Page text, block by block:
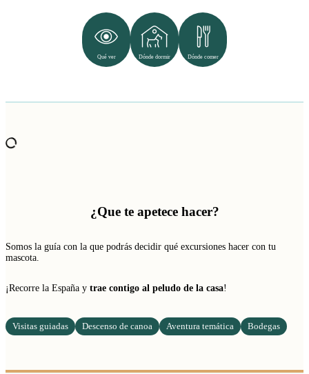
Qué ver Dónde dormir Dónde comer
¿Que te apetece hacer?
Somos la guía con la que podrás decidir qué excursiones hacer con tu
mascota.
¡Recorre la España y trae contigo al peludo de la casa!
Visitas guiadas Descenso de canoa Aventura temática Bodegas